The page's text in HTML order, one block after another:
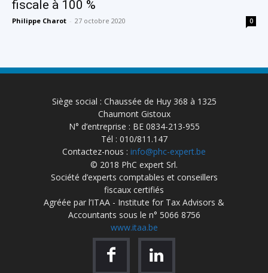
fiscale à 100 %
Philippe Charot - 27 octobre 2020 0
Siège social : Chaussée de Huy 368 à 1325
Chaumont Gistoux
N° d’entreprise : BE 0834-213-955
Tél : 010/811.147
Contactez-nous : info@phc-expert.be
© 2018 PhC expert Srl.
Société d’experts comptables et conseillers
fiscaux certifiés
Agréée par l’ITAA - Institute for Tax Advisors &
Accountants sous le n° 5066 8756
www.itaa.be